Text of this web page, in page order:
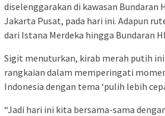
diselenggarakan di kawasan Bundaran
Jakarta Pusat, pada hari ini. Adapun
dari Istana Merdeka hingga Bundaran
Sigit menuturkan, kirab merah putih
rangkaian dalam memperingati
Indonesia dengan tema ‘pulih lebih
“Jadi hari ini kita bersama-sama